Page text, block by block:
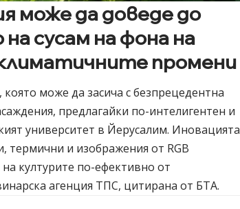
може да доведе до
сусам на фона на
промени
може да засича с безпрецедентна
предлагайки по-интелигентен и
университет в Йерусалим. Иновацията
термични и изображения от RGB
културите по-ефективно от
агенция ТПС, цитирана от БТА.